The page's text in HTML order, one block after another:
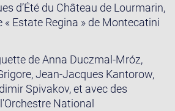
d’Été du Château de Lourmarin,
Estate Regina » de Montecatini
de Anna Duczmal-Mróz,
Jean-Jacques Kantorow,
Spivakov, et avec des
National